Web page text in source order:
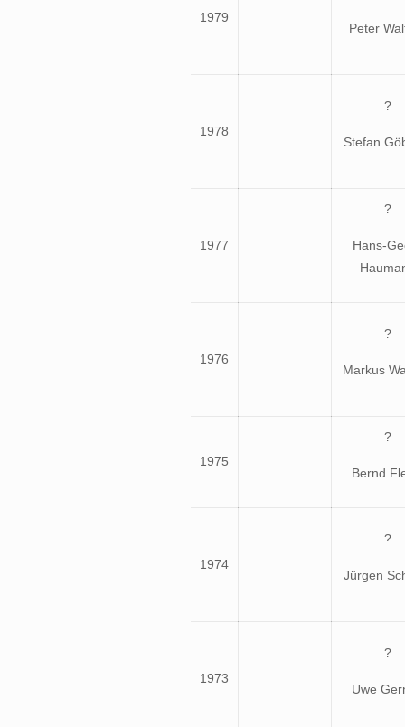
1979
Peter
1978
?
Stefan
1977
?
Hans-
1976
?
Markus
1975
?
Bernd
1974
?
Jürgen
1973
?
Uwe